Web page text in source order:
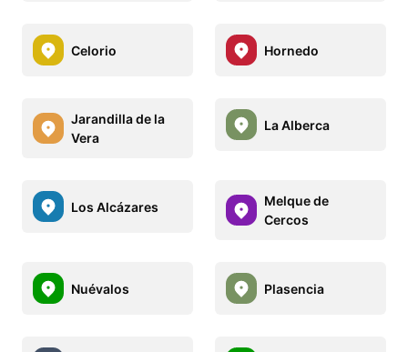
Celorio Hornedo
Jarandilla de la
Vera
La Alberca
Los Alcázares
Melque de
Cercos
Nuévalos Plasencia